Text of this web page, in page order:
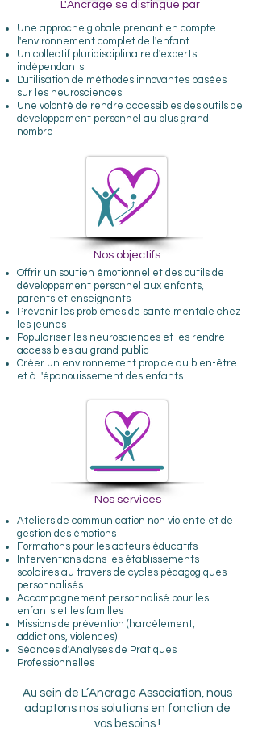
L'Ancrage se distingue par
Une approche globale prenant en compte
l'environnement complet de l'enfant
Un collectif pluridisciplinaire d'experts
indépendants
L'utilisation de méthodes innovantes basées
sur les neurosciences
Une volonté de rendre accessibles des outils de
développement personnel au plus grand
nombre
Nos objectifs
Offrir un soutien émotionnel et des outils de
développement personnel aux enfants,
parents et enseignants
Prévenir les problèmes de santé mentale chez
les jeunes
Populariser les neurosciences et les rendre
accessibles au grand public
Créer un environnement propice au bien-être
et à l'épanouissement des enfants
Nos services
Ateliers de communication non violente et de
gestion des émotions
Formations pour les acteurs éducatifs
Interventions dans les établissements
scolaires au travers de cycles pédagogiques
personnalisés.
Accompagnement personnalisé pour les
enfants et les familles
Missions de prévention (harcèlement,
addictions, violences)
Séances d'Analyses de Pratiques
Professionnelles
Au sein de L’Ancrage Association, nous
adaptons nos solutions en fonction de
vos besoins !